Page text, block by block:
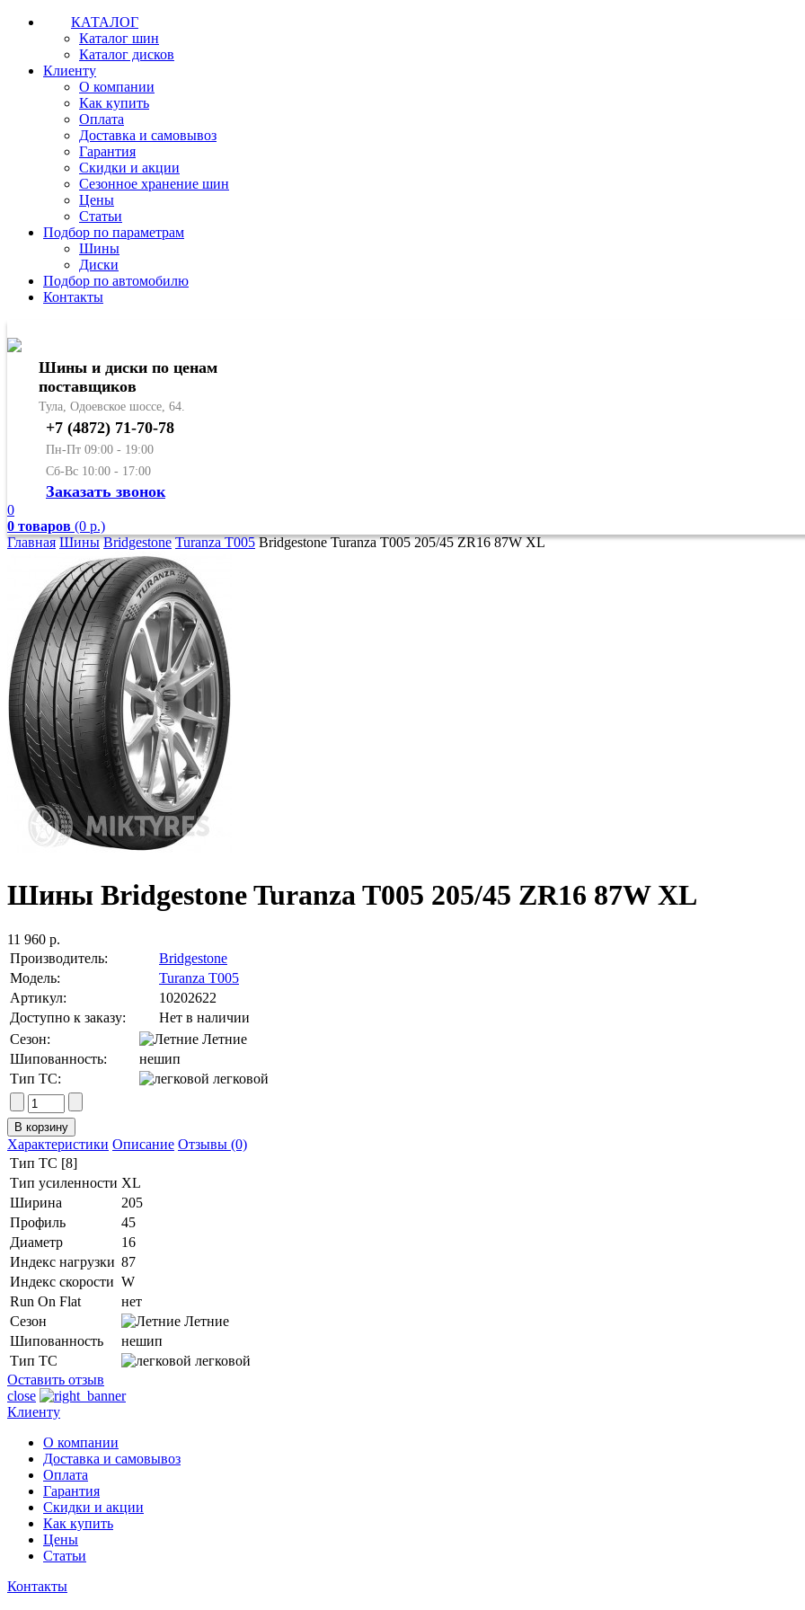
КАТАЛОГ
Каталог шин
Каталог дисков
Клиенту
О компании
Как купить
Оплата
Доставка и самовывоз
Гарантия
Скидки и акции
Сезонное хранение шин
Цены
Статьи
Подбор по параметрам
Шины
Диски
Подбор по автомобилю
Контакты
Шины и диски по ценам
поставщиков
Тула, Одоевское шоссе, 64.
+7 (4872) 71-70-78
Пн-Пт 09:00 - 19:00
Сб-Вс 10:00 - 17:00
Заказать звонок
0
0 товаров (0 р.)
Главная Шины Bridgestone Turanza T005Bridgestone Turanza T005 205/45 ZR16 87W XL
Шины Bridgestone Turanza T005 205/45 ZR16 87W XL
11 960 р.
Производитель:
Bridgestone
Модель:
Turanza T005
Артикул:
10202622
Доступно к заказу:
Нет в наличии
Сезон:
Летние
Шипованность:
нешип
Тип ТС:
легковой
Характеристики Описание Отзывы (0)
Тип ТС [8]
Тип усиленности XL
Ширина
205
Профиль
45
Диаметр
16
Индекс нагрузки 87
Индекс скорости W
Run On Flat
нет
Сезон
Летние
Шипованность
нешип
Тип ТС
легковой
Оставить отзыв
close
Клиенту
О компании
Доставка и самовывоз
Оплата
Гарантия
Скидки и акции
Как купить
Цены
Статьи
Контакты